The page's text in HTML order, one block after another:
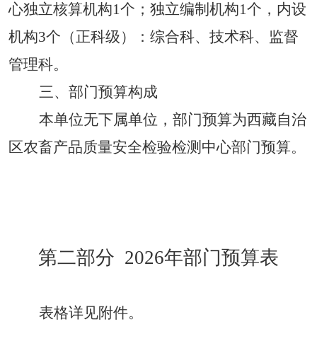
心独立核算机构1个；独立编制机构1个，内设
机构3个（正科级）： 综合科、技术科、监督
管理科。
三、 部门预算构成
本单位无下属单位 ， 部门预算为西藏自治
区农畜产品质量安全检验检测中心部门预算。
第二部分 2026年部门预算表
表格详见附件。